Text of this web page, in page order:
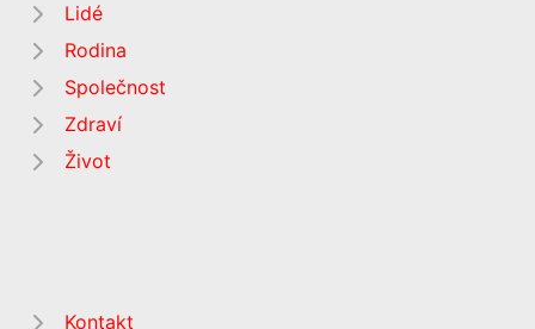
Lidé
Rodina
Společnost
Zdraví
Život
Kontakt